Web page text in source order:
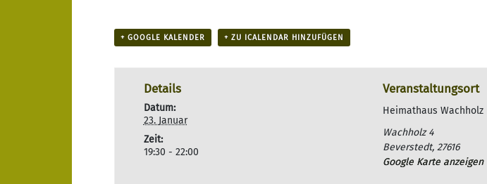
+ GOOGLE KALENDER + ZU ICALENDAR HINZUFÜGEN
Details
Datum:
23. Januar
Zeit:
19:30 - 22:00
Veranstaltungsort
Heimathaus Wachholz
Wachholz 4
Beverstedt, 27616
Google Karte anzeigen